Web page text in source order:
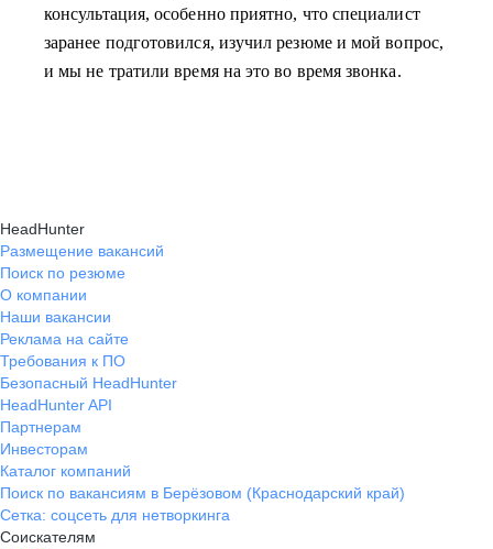
консультация, особенно приятно, что специалист
заранее подготовился, изучил резюме и мой вопрос,
и мы не тратили время на это во время звонка.
HeadHunter
Размещение вакансий
Поиск по резюме
О компании
Наши вакансии
Реклама на сайте
Требования к ПО
Безопасный HeadHunter
HeadHunter API
Партнерам
Инвесторам
Каталог компаний
Поиск по вакансиям в Берёзовом (Краснодарский край)
Сетка: соцсеть для нетворкинга
Соискателям